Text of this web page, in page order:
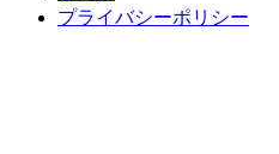
プライバシーポリシー